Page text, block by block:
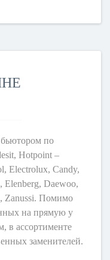
по
Hotpoint –
Electrolux, Candy,
Elenberg, Daewoo,
Zanussi. Помимо
на прямую у
в ассортименте
заменителей.